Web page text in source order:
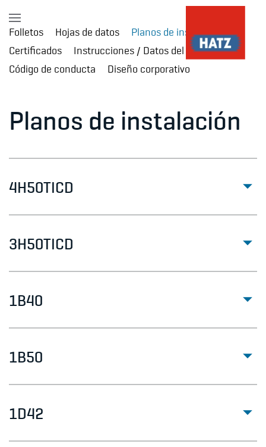
Skip to main content
Folletos Hojas de datos
Planos de instalación
Certificados
Instrucciones / Datos del taller
Código de conducta
Diseño corporativo
Planos de instalación
4H50TICD
3H50TICD
1B40
1B50
1D42